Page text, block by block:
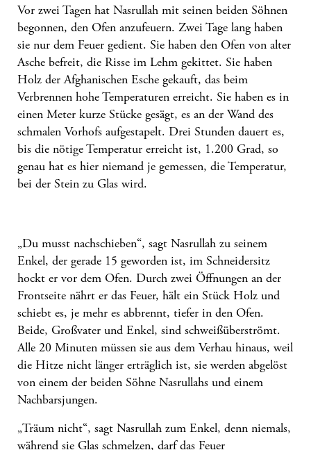
Vor zwei Tagen hat Nasrullah mit seinen beiden Söhnen
begonnen, den Ofen anzufeuern. Zwei Tage lang haben
sie nur dem Feuer gedient. Sie haben den Ofen von alter
Asche befreit, die Risse im Lehm gekittet. Sie haben
Holz der Afghanischen Esche gekauft, das beim
Verbrennen hohe Temperaturen erreicht. Sie haben es in
einen Meter kurze Stücke gesägt, es an der Wand des
schmalen Vorhofs aufgestapelt. Drei Stunden dauert es,
bis die nötige Temperatur erreicht ist, 1.200 Grad, so
genau hat es hier niemand je gemessen, die Temperatur,
bei der Stein zu Glas wird.
„Du musst nachschieben“, sagt Nasrullah zu seinem
Enkel, der gerade 15 geworden ist, im Schneidersitz
hockt er vor dem Ofen. Durch zwei Öffnungen an der
Frontseite nährt er das Feuer, hält ein Stück Holz und
schiebt es, je mehr es abbrennt, tiefer in den Ofen.
Beide, Großvater und Enkel, sind schweißüberströmt.
Alle 20 Minuten müssen sie aus dem Verhau hinaus, weil
die Hitze nicht länger erträglich ist, sie werden abgelöst
von einem der beiden Söhne Nasrullahs und einem
Nachbarsjungen.
„Träum nicht“, sagt Nasrullah zum Enkel, denn niemals,
während sie Glas schmelzen, darf das Feuer